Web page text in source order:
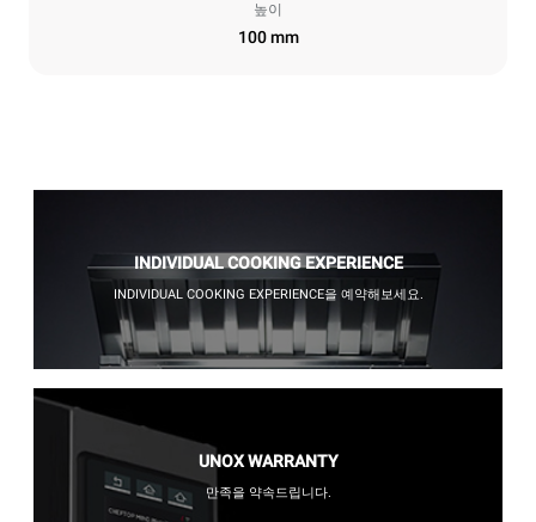
높이
100 mm
INDIVIDUAL COOKING EXPERIENCE
INDIVIDUAL COOKING EXPERIENCE을 예약해보세요.
UNOX WARRANTY
만족을 약속드립니다.